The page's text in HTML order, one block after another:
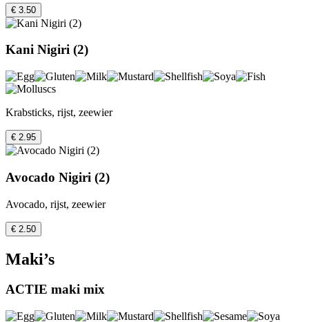
€ 3.50
Kani Nigiri (2)
Krabsticks, rijst, zeewier
€ 2.95
Avocado Nigiri (2)
Avocado, rijst, zeewier
€ 2.50
Maki’s
ACTIE maki mix